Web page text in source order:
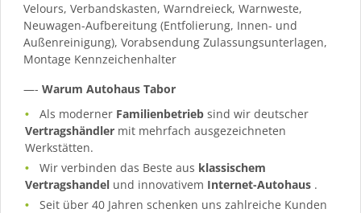
Velours, Verbandskasten, Warndreieck, Warnweste,
Neuwagen-Aufbereitung (Entfolierung, Innen- und
Außenreinigung), Vorabsendung Zulassungsunterlagen,
Montage Kennzeichenhalter
—- Warum Autohaus Tabor
Als moderner Familienbetrieb sind wir deutscher
Vertragshändler mit mehrfach ausgezeichneten
Werkstätten.
Wir verbinden das Beste aus klassischem
Vertragshandel und innovativem Internet-Autohaus .
Seit über 40 Jahren schenken uns zahlreiche Kunden